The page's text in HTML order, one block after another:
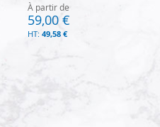
À partir de
59,00 €
49,58 €